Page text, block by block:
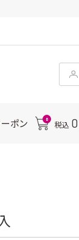
ーポン 0
税込 0